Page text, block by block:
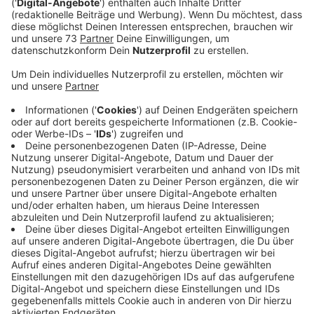
Anzeige
Erfahrene und neue Spieler sind willkommen
Anzeige
Ab Montag (20.03.2023) startet die neu gegründete
Footballmannschaft, die Hochfeld 45ers in Bocholt.
Das Team möchte darauf aufmerksam machen, dass
sich ein neues Team aus erfahrenen und auch ganz
neuen Spielern gegründet hat und weitere Spieler
herzlich willkommen sind. Heute Abend oder auch am
Donnerstag (23.03.) könnt Ihr ab 20 Uhr zum Gelände
desVfL 45 in Bocholtkommen. Stollenschuhe und
nicht zu weite Sportklamotten sind super, sagt